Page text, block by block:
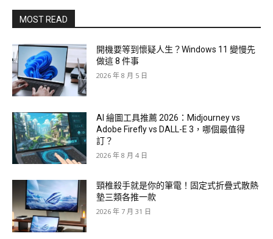
MOST READ
開機要等到懷疑人生？Windows 11 變慢先
做這 8 件事
2026 年 8 月 5 日
AI 繪圖工具推薦 2026：Midjourney vs
Adobe Firefly vs DALL-E 3，哪個最值得
訂？
2026 年 8 月 4 日
頸椎殺手就是你的筆電！固定式折疊式散熱
墊三類各推一款
2026 年 7 月 31 日